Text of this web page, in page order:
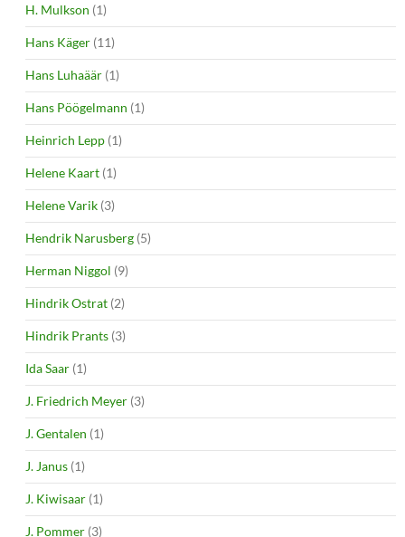
H. Mulkson (1)
Hans Käger (11)
Hans Luhaäär (1)
Hans Pöögelmann (1)
Heinrich Lepp (1)
Helene Kaart (1)
Helene Varik (3)
Hendrik Narusberg (5)
Herman Niggol (9)
Hindrik Ostrat (2)
Hindrik Prants (3)
Ida Saar (1)
J. Friedrich Meyer (3)
J. Gentalen (1)
J. Janus (1)
J. Kiwisaar (1)
J. Pommer (3)